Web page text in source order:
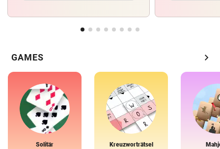
GAMES chevron_right
Solitär Kreuzworträtsel